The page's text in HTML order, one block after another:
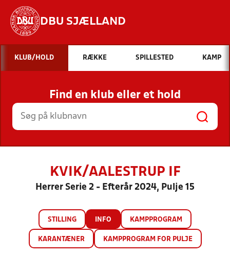
DBU SJÆLLAND
Hvad vil du søge efter?
INDHOLD OG NYHEDER
STILLINGER, RESULTATER, KLUBBER OG
HOLD
KLUB/HOLD RÆKKE SPILLESTED KAMP
Find en klub eller et hold
KVIK/AALESTRUP IF
Herrer Serie 2 - Efterår 2024, Pulje 15
STILLING INFO KAMPPROGRAM
KARANTÆNER KAMPPROGRAM FOR PULJE